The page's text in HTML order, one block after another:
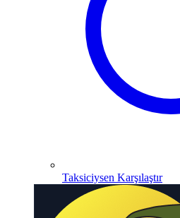
Taksiciysen Karşılaştır